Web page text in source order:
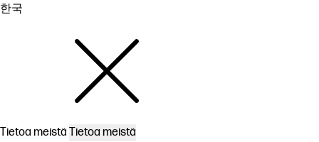
한국
Tietoa meistä Tietoa meistä